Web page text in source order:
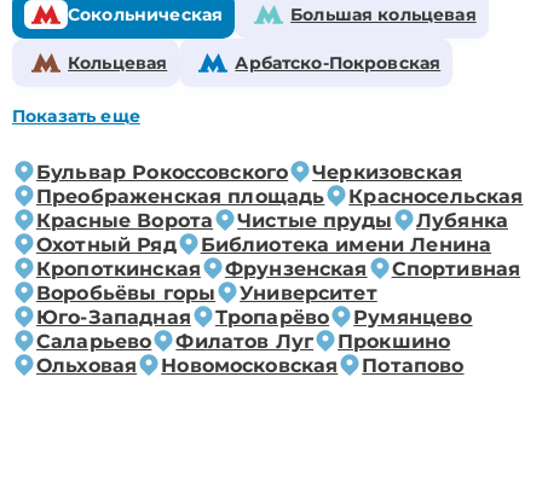
Сокольническая Большая кольцевая
Кольцевая Арбатско-Покровская
Показать еще
Бульвар Рокоссовского
Черкизовская
Преображенская площадь
Красносельская
Красные Ворота
Чистые пруды
Лубянка
Охотный Ряд
Библиотека имени Ленина
Кропоткинская
Фрунзенская
Спортивная
Воробьёвы горы
Университет
Юго-Западная
Тропарёво
Румянцево
Саларьево
Филатов Луг
Прокшино
Ольховая
Новомосковская Потапово